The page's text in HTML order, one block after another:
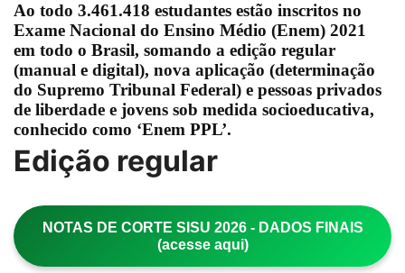
Ao todo 3.461.418 estudantes estão inscritos no
Exame Nacional do Ensino Médio (Enem) 2021
em todo o Brasil, somando a edição regular
(manual e digital), nova aplicação (determinação
do Supremo Tribunal Federal) e pessoas privados
de liberdade e jovens sob medida socioeducativa,
conhecido como ‘Enem PPL’.
Edição regular
NOTAS DE CORTE SISU 2026 - DADOS FINAIS
(acesse aqui)